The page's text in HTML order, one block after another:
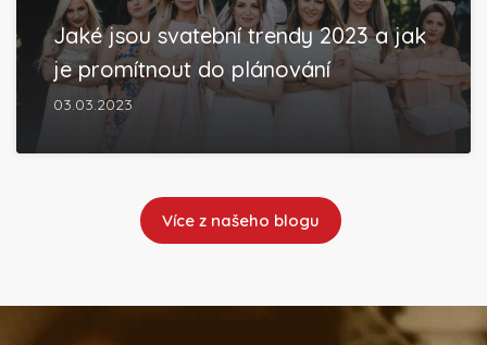
Jaké jsou svatební trendy 2023 a jak
je promítnout do plánování
03.03.2023
Více z našeho blogu